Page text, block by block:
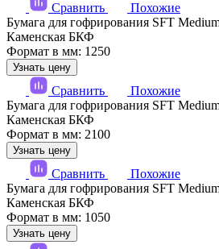
Сравнить
Похожие
Бумага для гофрирования SFT
Каменская БКФ
Формат в мм: 1250
Узнать цену
Сравнить
Похожие
Бумага для гофрирования SFT
Каменская БКФ
Формат в мм: 2100
Узнать цену
Сравнить
Похожие
Бумага для гофрирования SFT
Каменская БКФ
Формат в мм: 1050
Узнать цену